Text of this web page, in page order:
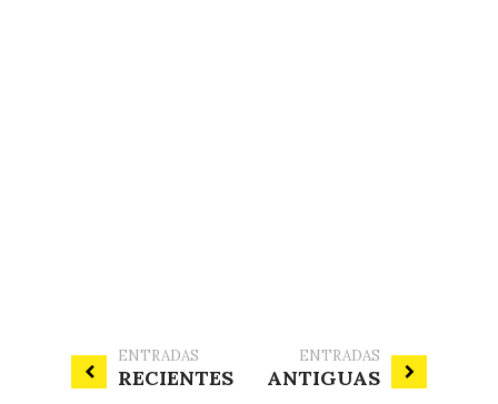
ENTRADAS
RECIENTES
ENTRADAS
ANTIGUAS